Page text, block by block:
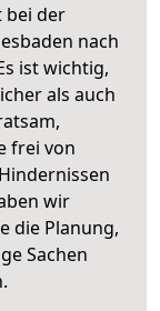
bei der
nach
ist wichtig,
als auch
frei von
wir
die Planung,
Sachen